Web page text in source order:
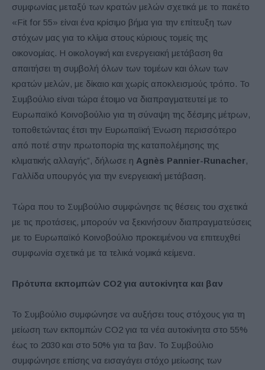
συμφωνίας μεταξύ των κρατών μελών σχετικά με το πακέτο
«Fit for 55» είναι ένα κρίσιμο βήμα για την επίτευξη των
στόχων μας για το κλίμα στους κύριους τομείς της
οικονομίας. Η οικολογική και ενεργειακή μετάβαση θα
απαιτήσει τη συμβολή όλων των τομέων και όλων των
κρατών μελών, με δίκαιο και χωρίς αποκλεισμούς τρόπο. Το
Συμβούλιο είναι τώρα έτοιμο να διαπραγματευτεί με το
Ευρωπαϊκό Κοινοβούλιο για τη σύναψη της δέσμης μέτρων,
τοποθετώντας έτσι την Ευρωπαϊκή Ένωση περισσότερο
από ποτέ στην πρωτοπορία της καταπολέμησης της
κλιματικής αλλαγής”, δήλωσε η Agnès Pannier-Runacher,
Γαλλίδα υπουργός για την ενεργειακή μετάβαση.
Τώρα που το Συμβούλιο συμφώνησε τις θέσεις του σχετικά
με τις προτάσεις, μπορούν να ξεκινήσουν διαπραγματεύσεις
με το Ευρωπαϊκό Κοινοβούλιο προκειμένου να επιτευχθεί
συμφωνία σχετικά με τα τελικά νομικά κείμενα.
Πρότυπα εκπομπών CO2 για αυτοκίνητα και βαν
Το Συμβούλιο συμφώνησε να αυξήσει τους στόχους για τη
μείωση των εκπομπών CO2 για τα νέα αυτοκίνητα στο 55%
έως το 2030 και στο 50% για τα βαν. Το Συμβούλιο
συμφώνησε επίσης να εισαγάγει στόχο μείωσης των